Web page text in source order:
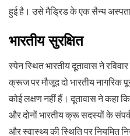
हुई है। उसे मैड्रिड के एक सैन्य
भारतीय सुरक्षित
स्पेन स्थित भारतीय दूतावास ने
क्रूज पर मौजूद दो भारतीय
कोई लक्षण नहीं हैं। दूतावास ने कहा
और दोनों भारतीय क्रू सदस्यों के
और स्वास्थ्य की स्थिति पर नियमित